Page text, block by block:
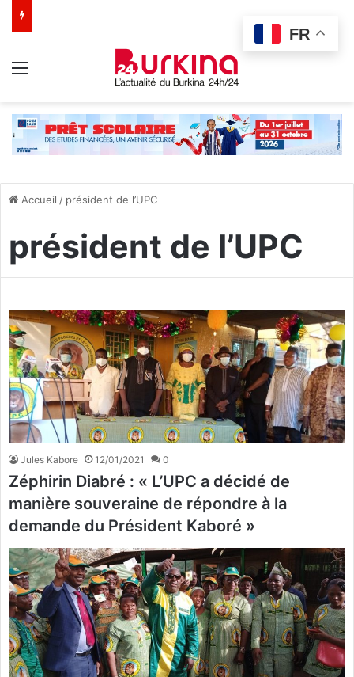
Accueil / président de l’UPC
président de l’UPC
Jules Kabore 12/01/2021 0
Zéphirin Diabré : « L’UPC a décidé de
manière souveraine de répondre à la
demande du Président Kaboré »
FR